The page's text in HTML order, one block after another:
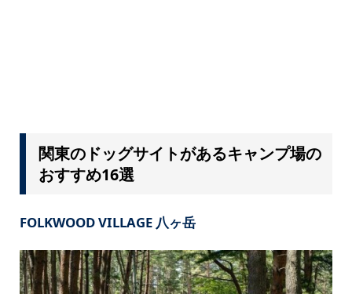
関東のドッグサイトがあるキャンプ場の
おすすめ16選
FOLKWOOD VILLAGE 八ヶ岳